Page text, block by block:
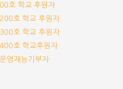
호 학교 후원자
호 학교 후원자
호 학교 후원자
호 학교후원자
영재능기부자